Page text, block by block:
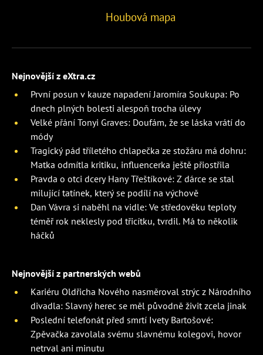
Houbová mapa
Nejnovější z eXtra.cz
První posun v kauze napadení Jaromíra Soukupa: Po
dnech plných bolesti alespoň trocha úlevy
Velké přání Tonyi Graves: Doufám, že se láska vrátí do
módy
Tragický pád tříletého chlapečka ze stožáru má dohru:
Matka odmítla kritiku, influencerka ještě přiostřila
Pravda o otci dcery Hany Třeštíkové: Z dárce se stal
milující tatínek, který se podílí na výchově
Dan Vávra si naběhl na vidle: Ve středověku teploty
téměř rok neklesly pod třicítku, tvrdil. Má to několik
háčků
Nejnovější z partnerských webů
Kariéru Oldřicha Nového nasměroval strýc z Národního
divadla: Slavný herec se měl původně živit zcela jinak
Poslední telefonát před smrtí Ivety Bartošové:
Zpěvačka zavolala svému slavnému kolegovi, hovor
netrval ani minutu